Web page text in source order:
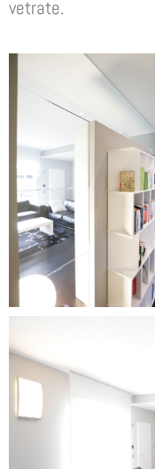
vetrate.